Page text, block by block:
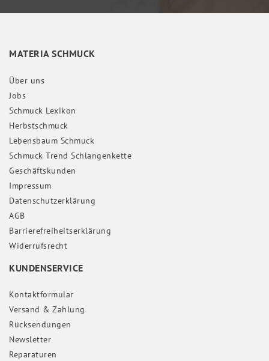
MATERIA SCHMUCK
Über uns
Jobs
Schmuck Lexikon
Herbstschmuck
Lebensbaum Schmuck
Schmuck Trend Schlangenkette
Geschäftskunden
Impressum
Daten­schutz­erklärung
AGB
Barrierefreiheitserklärung
Widerrufs­recht
KUNDENSERVICE
Kontaktformular
Versand & Zahlung
Rücksendungen
Newsletter
Reparaturen